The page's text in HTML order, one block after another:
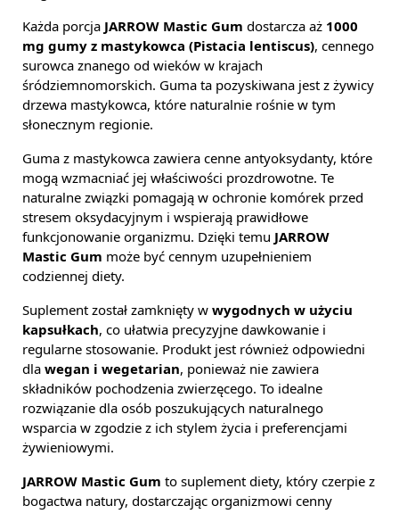
Każda porcja JARROW Mastic Gum dostarcza aż 1000
mg gumy z mastykowca (Pistacia lentiscus), cennego
surowca znanego od wieków w krajach
śródziemnomorskich. Guma ta pozyskiwana jest z żywicy
drzewa mastykowca, które naturalnie rośnie w tym
słonecznym regionie.
Guma z mastykowca zawiera cenne antyoksydanty, które
mogą wzmacniać jej właściwości prozdrowotne. Te
naturalne związki pomagają w ochronie komórek przed
stresem oksydacyjnym i wspierają prawidłowe
funkcjonowanie organizmu. Dzięki temu JARROW
Mastic Gum może być cennym uzupełnieniem
codziennej diety.
Suplement został zamknięty w wygodnych w użyciu
kapsułkach, co ułatwia precyzyjne dawkowanie i
regularne stosowanie. Produkt jest również odpowiedni
dla wegan i wegetarian, ponieważ nie zawiera
składników pochodzenia zwierzęcego. To idealne
rozwiązanie dla osób poszukujących naturalnego
wsparcia w zgodzie z ich stylem życia i preferencjami
żywieniowymi.
JARROW Mastic Gum to suplement diety, który czerpie z
bogactwa natury, dostarczając organizmowi cenny